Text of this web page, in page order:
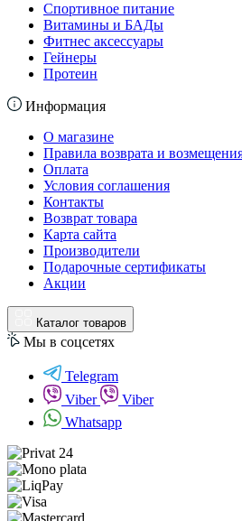
Спортивное питание
Витамины и БАДы
Фитнес аксессуары
Гейнеры
Протеин
Информация
О магазине
Правила возврата и
Оплата
Условия соглашения
Контакты
Возврат товара
Карта сайта
Производители
Подарочные сертификаты
Акции
Каталог товаров
Мы в соцсетях
Telegram
Viber
Viber
Whatsapp